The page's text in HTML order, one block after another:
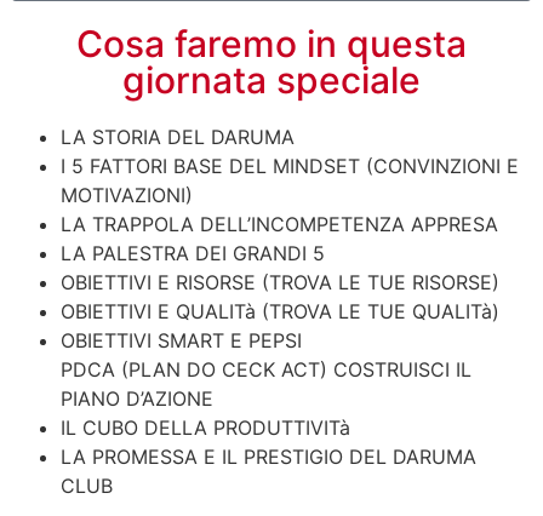
Cosa faremo in questa
giornata speciale
LA STORIA DEL DARUMA
I 5 FATTORI BASE DEL MINDSET (CONVINZIONI E
MOTIVAZIONI)
LA TRAPPOLA DELL’INCOMPETENZA APPRESA
LA PALESTRA DEI GRANDI 5
OBIETTIVI E RISORSE (TROVA LE TUE RISORSE)
OBIETTIVI E QUALITà (TROVA LE TUE QUALITà)
OBIETTIVI SMART E PEPSI
PDCA (PLAN DO CECK ACT) COSTRUISCI IL
PIANO D’AZIONE
IL CUBO DELLA PRODUTTIVITà
LA PROMESSA E IL PRESTIGIO DEL DARUMA
CLUB